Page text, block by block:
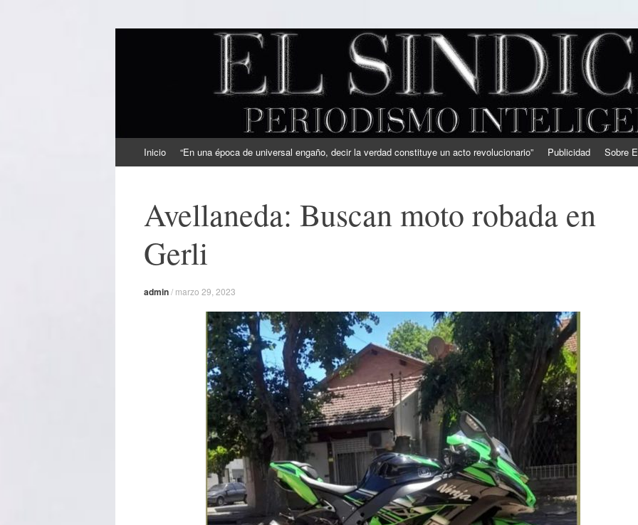
EL SINDICAL
Periodismo Inteligente
al
Inicio “En una época de universal engaño, decir la verdad constituye un acto revolucionario” Publicidad Sobre
Avellaneda: Buscan moto robada en
Gerli
admin/ marzo 29, 2023